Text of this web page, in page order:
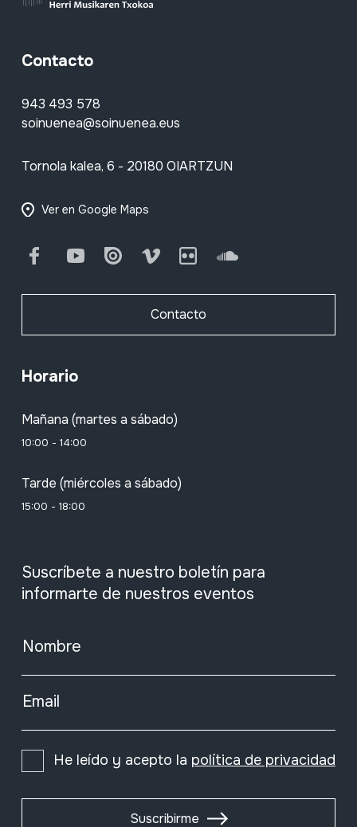
Contacto
943 493 578
soinuenea@soinuenea.eus
Tornola kalea, 6 - 20180 OIARTZUN
Ver en Google Maps
FacebookYoutube Issuu Vimeo Flickr SoundCloud
Contacto
Horario
Mañana (martes a sábado)
10:00 - 14:00
Tarde (miércoles a sábado)
15:00 - 18:00
Suscríbete a nuestro boletín para
informarte de nuestros eventos
Nombre
Email
He leído y acepto la política de privacidad
Suscribirme